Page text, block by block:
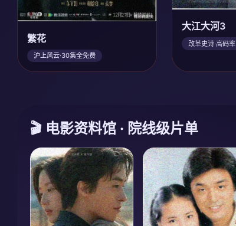
繁花
沪上风云·30集全免费
大江大河3
改革史诗·高码率
🎬 电影资料馆 · 院线级片单